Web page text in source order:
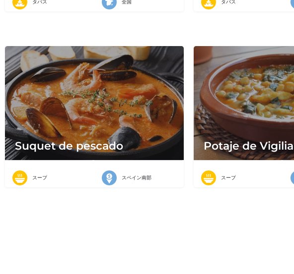
タパス 全国 タパス
Suquet de pescado
スープ スペイン南部
Potaje de Vigilia
スープ